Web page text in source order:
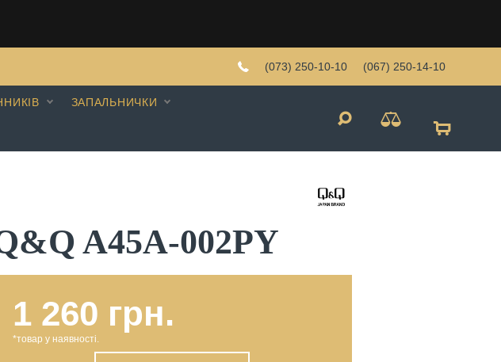
(073) 250-10-10 (067) 250-14-10
ЗАПАЛЬНИЧКИ
A45A-002PY
1 260 грн.
*товар у наявності.